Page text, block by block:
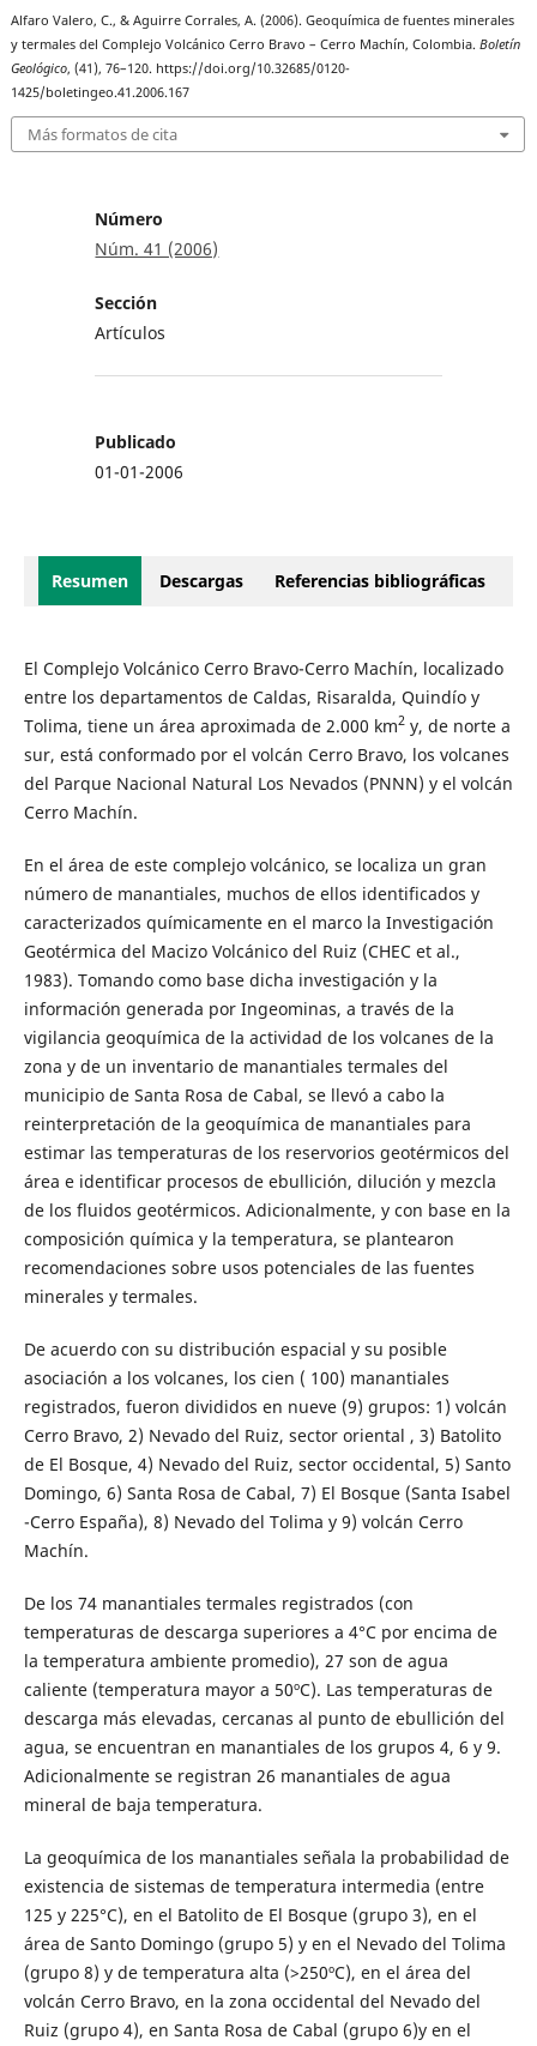
Alfaro Valero, C., & Aguirre Corrales, A. (2006). Geoquímica de fuentes minerales
y termales del Complejo Volcánico Cerro Bravo – Cerro Machín, Colombia.Boletín
Geológico, (41), 76–120. https://doi.org/10.32685/0120-
1425/boletingeo.41.2006.167
Más formatos de cita
Número
Núm. 41 (2006)
Sección
Artículos
Publicado
01-01-2006
Resumen Descargas Referencias bibliográficas
El Complejo Volcánico Cerro Bravo-Cerro Machín, localizado
entre los departamentos de Caldas, Risaralda, Quindío y
Tolima, tiene un área aproximada de 2.000 km2y, de norte a
sur, está conformado por el volcán Cerro Bravo, los volcanes
del Parque Nacional Natural Los Nevados (PNNN) y el volcán
Cerro Machín.
En el área de este complejo volcánico, se localiza un gran
número de manantiales, muchos de ellos identificados y
caracterizados químicamente en el marco la Investigación
Geotérmica del Macizo Volcánico del Ruiz (CHEC et al.,
1983). Tomando como base dicha investigación y la
información generada por Ingeominas, a través de la
vigilancia geoquímica de la actividad de los volcanes de la
zona y de un inventario de manantiales termales del
municipio de Santa Rosa de Cabal, se llevó a cabo la
reinterpretación de la geoquímica de manantiales para
estimar las temperaturas de los reservorios geotérmicos del
área e identificar procesos de ebullición, dilución y mezcla
de los fluidos geotérmicos. Adicionalmente, y con base en la
composición química y la temperatura, se plantearon
recomendaciones sobre usos potenciales de las fuentes
minerales y termales.
De acuerdo con su distribución espacial y su posible
asociación a los volcanes, los cien ( 100) manantiales
registrados, fueron divididos en nueve (9) grupos: 1) volcán
Cerro Bravo, 2) Nevado del Ruiz, sector oriental , 3) Batolito
de El Bosque, 4) Nevado del Ruiz, sector occidental, 5) Santo
Domingo, 6) Santa Rosa de Cabal, 7) El Bosque (Santa Isabel
-Cerro España), 8) Nevado del Tolima y 9) volcán Cerro
Machín.
De los 74 manantiales termales registrados (con
temperaturas de descarga superiores a 4°C por encima de
la temperatura ambiente promedio), 27 son de agua
caliente (temperatura mayor a 50ºC). Las temperaturas de
descarga más elevadas, cercanas al punto de ebullición del
agua, se encuentran en manantiales de los grupos 4, 6 y 9.
Adicionalmente se registran 26 manantiales de agua
mineral de baja temperatura.
La geoquímica de los manantiales señala la probabilidad de
existencia de sistemas de temperatura intermedia (entre
125 y 225°C), en el Batolito de El Bosque (grupo 3), en el
área de Santo Domingo (grupo 5) y en el Nevado del Tolima
(grupo 8) y de temperatura alta (>250ºC), en el área del
volcán Cerro Bravo, en la zona occidental del Nevado del
Ruiz (grupo 4), en Santa Rosa de Cabal (grupo 6)y en el